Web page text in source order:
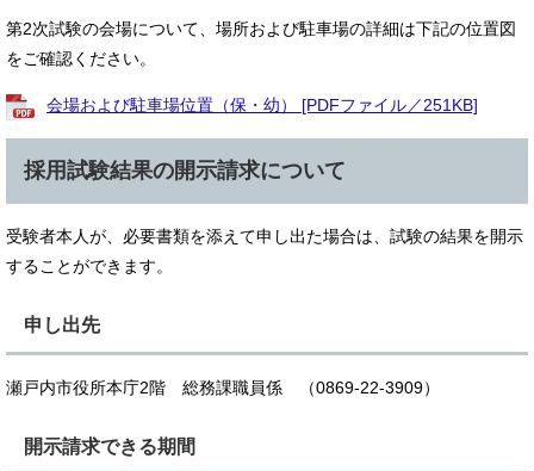
第2次試験の会場について、場所および駐車場の詳細は下記の位置図
をご確認ください。
会場および駐車場位置（保・幼） [PDFファイル／251KB]
採用試験結果の開示請求について
受験者本人が、必要書類を添えて申し出た場合は、試験の結果を開示
することができます。
申し出先
瀬戸内市役所本庁2階 総務課職員係 （0869-22-3909）
開示請求できる期間